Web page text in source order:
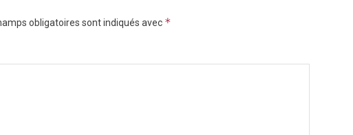
obligatoires sont indiqués avec *